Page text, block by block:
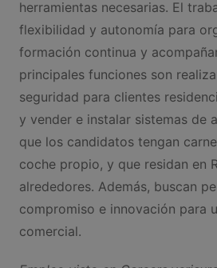
herramientas necesarias. El
flexibilidad y autonomía para
formación continua y
principales funciones son
seguridad para clientes
y vender e instalar sistemas de
que los candidatos tengan
coche propio, y que residan en
alrededores. Además, buscan
compromiso e innovación para
comercial.